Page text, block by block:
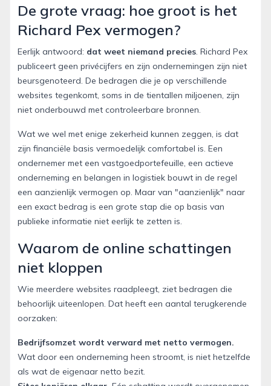
De grote vraag: hoe groot is het
Richard Pex vermogen?
Eerlijk antwoord: dat weet niemand precies. Richard Pex
publiceert geen privécijfers en zijn ondernemingen zijn niet
beursgenoteerd. De bedragen die je op verschillende
websites tegenkomt, soms in de tientallen miljoenen, zijn
niet onderbouwd met controleerbare bronnen.
Wat we wel met enige zekerheid kunnen zeggen, is dat
zijn financiële basis vermoedelijk comfortabel is. Een
ondernemer met een vastgoedportefeuille, een actieve
onderneming en belangen in logistiek bouwt in de regel
een aanzienlijk vermogen op. Maar van "aanzienlijk" naar
een exact bedrag is een grote stap die op basis van
publieke informatie niet eerlijk te zetten is.
Waarom de online schattingen
niet kloppen
Wie meerdere websites raadpleegt, ziet bedragen die
behoorlijk uiteenlopen. Dat heeft een aantal terugkerende
oorzaken:
Bedrijfsomzet wordt verward met netto vermogen.
Wat door een onderneming heen stroomt, is niet hetzelfde
als wat de eigenaar netto bezit.